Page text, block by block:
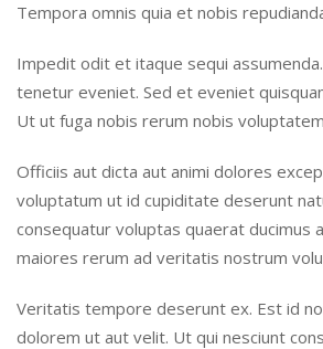
Tempora omnis quia et nobis
Impedit odit et itaque sequi
tenetur eveniet. Sed et eveniet
Ut ut fuga nobis rerum nobis
Officiis aut dicta aut animi dolores
voluptatum ut id cupiditate deserunt
consequatur voluptas quaerat ducimus
maiores rerum ad veritatis nostrum
Veritatis tempore deserunt ex. Est id
dolorem ut aut velit. Ut qui nesciunt